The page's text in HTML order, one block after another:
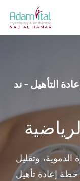
التأهيل - ند
الدموية، وتقليل
إعادة تأهيل